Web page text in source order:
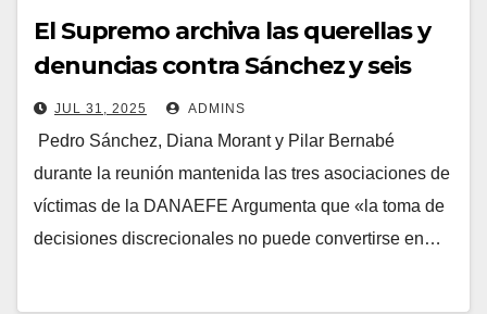
El Supremo archiva las querellas y
denuncias contra Sánchez y seis
ministros por la DANA
JUL 31, 2025 ADMINS
Pedro Sánchez, Diana Morant y Pilar Bernabé
durante la reunión mantenida las tres asociaciones de
víctimas de la DANAEFE Argumenta que «la toma de
decisiones discrecionales no puede convertirse en…